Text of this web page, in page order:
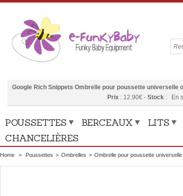
Google Rich Snippets Ombrelle pour poussette universelle
Prix: 12.90€ - Stock: En
POUSSETTES BERCEAUX LITS
CHANCELIÈRES
Home > Poussettes > Ombrelles > Ombrelle pour poussette